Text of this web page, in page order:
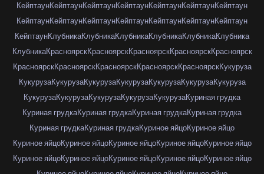
КейптаунКейптаунКейптаунКейптаунКейптаунКейптаунКейптаун
КейптаунКейптаунКейптаунКейптаунКейптаунКейптаунКейптаун
КейптаунКлубникаКлубникаКлубникаКлубникаКлубникаКлубника
КлубникаКрасноярскКрасноярскКрасноярскКрасноярскКрасноярск
КрасноярскКрасноярскКрасноярскКрасноярскКрасноярскКукуруза
КукурузаКукурузаКукурузаКукурузаКукурузаКукурузаКукуруза
КукурузаКукурузаКукурузаКукурузаКукурузаКуриная грудка
Куриная грудкаКуриная грудкаКуриная грудкаКуриная грудка
Куриная грудкаКуриная грудкаКуриное яйцоКуриное яйцо
Куриное яйцоКуриное яйцоКуриное яйцоКуриное яйцоКуриное яйцо
Куриное яйцоКуриное яйцоКуриное яйцоКуриное яйцоКуриное яйцо